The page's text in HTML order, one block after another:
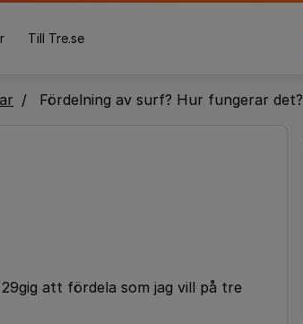
Till Tre.se
Fördelning av surf? Hur fungerar det?
att fördela som jag vill på tre